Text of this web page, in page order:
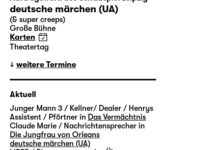
deutsche märchen (UA)
(& super creeps)
Große Bühne
Karten
Theatertag
weitere Termine
Aktuell
Junger Mann 3 / Kellner/ Dealer / Henrys
Assistent / Pförtner in Das Vermächtnis
Claude Marie / Nachrichtensprecher in
Die Jungfrau von Orleans
deutsche märchen (UA)